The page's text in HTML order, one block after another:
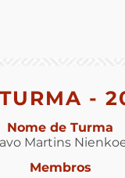
-
Nome de Turma
Martins
Membros